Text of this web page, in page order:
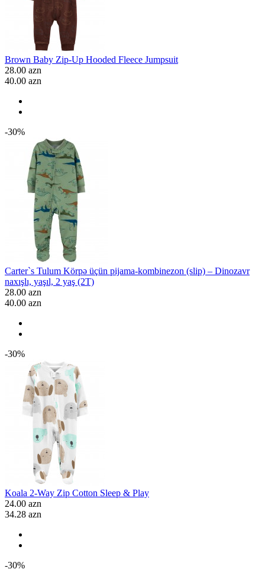
Brown Baby Zip-Up Hooded Fleece Jumpsuit
28.00 azn
40.00 azn
-30%
Carter`s Tulum Körpə üçün pijama-kombinezon (slip) – Dinozavr
naxışlı, yaşıl, 2 yaş (2T)
28.00 azn
40.00 azn
-30%
Koala 2-Way Zip Cotton Sleep & Play
24.00 azn
34.28 azn
-30%